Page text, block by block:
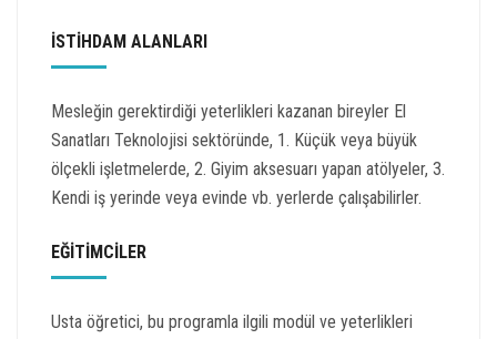
İSTİHDAM ALANLARI
Mesleğin gerektirdiği yeterlikleri kazanan bireyler El
Sanatları Teknolojisi sektöründe, 1. Küçük veya büyük
ölçekli işletmelerde, 2. Giyim aksesuarı yapan atölyeler, 3.
Kendi iş yerinde veya evinde vb. yerlerde çalışabilirler.
EĞİTİMCİLER
Usta öğretici, bu programla ilgili modül ve yeterlikleri